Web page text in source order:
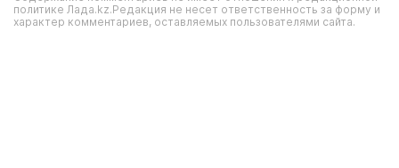
политике Лада.kz.Редакция не несет ответственность за форму и
характер комментариев, оставляемых пользователями сайта.